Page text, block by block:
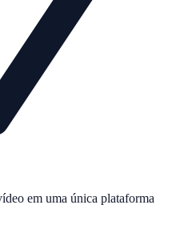
em uma única plataforma